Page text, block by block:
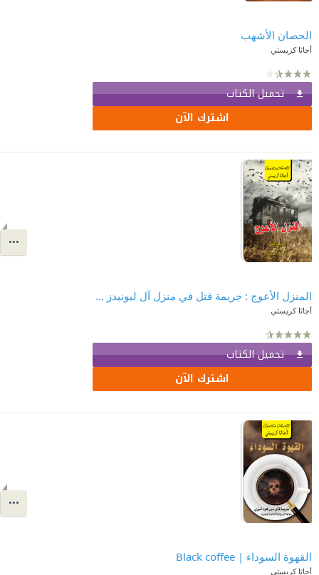
الحصان الأشهب
أجاثا كريستي
تحميل الكتاب
اشترك الآن
المنزل الأعوج : جريمة قتل في منزل آل ليونيدز | Crooked House
أجاثا كريستي
تحميل الكتاب
اشترك الآن
القهوة السوداء | ‎ Black coffee
أجاثا كريستي